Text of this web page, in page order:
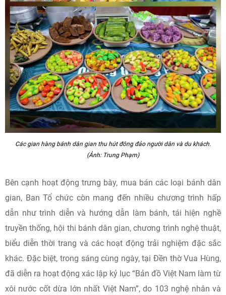
Các gian hàng bánh dân gian thu hút đông đảo người dân và du khách.
(Ảnh: Trung Phạm)
Bên cạnh hoạt động trưng bày, mua bán các loại bánh dân
gian, Ban Tổ chức còn mang đến nhiều chương trình hấp
dẫn như trình diễn và hướng dẫn làm bánh, tái hiện nghề
truyền thống, hội thi bánh dân gian, chương trình nghệ thuật,
biểu diễn thời trang và các hoạt động trải nghiệm đặc sắc
khác. Đặc biệt, trong sáng cùng ngày, tại Đền thờ Vua Hùng,
đã diễn ra hoạt động xác lập kỷ lục “Bản đồ Việt Nam làm từ
xôi nước cốt dừa lớn nhất Việt Nam”, do 103 nghệ nhân và